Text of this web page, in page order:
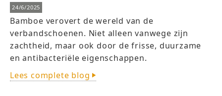
24/6/2025
Bamboe verovert de wereld van de
verbandschoenen. Niet alleen vanwege zijn
zachtheid, maar ook door de frisse, duurzame
en antibacteriële eigenschappen.
Lees complete blog